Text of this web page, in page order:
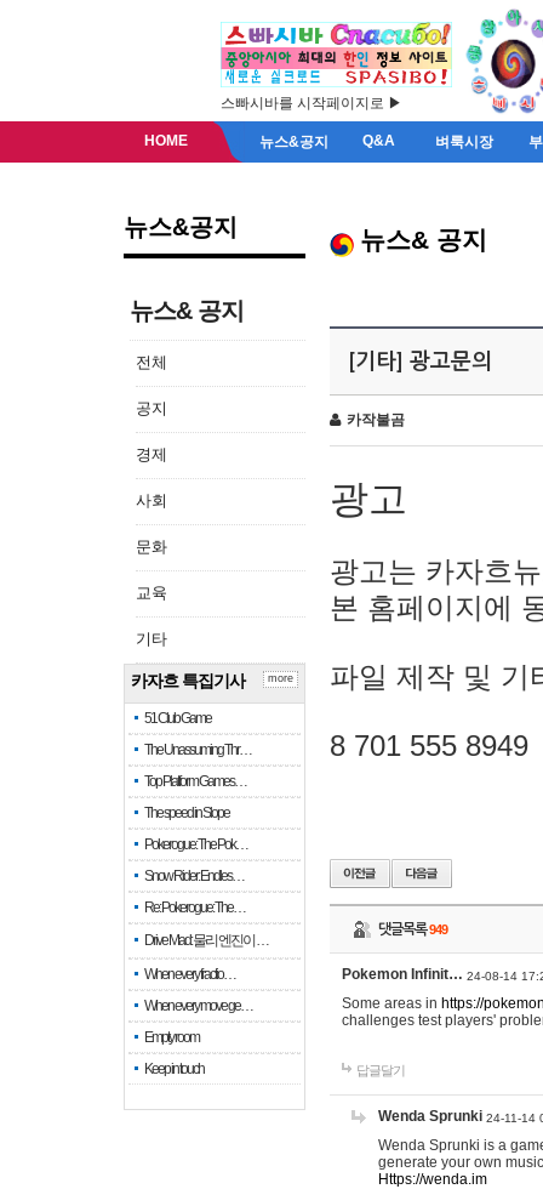
스빠시바를 시작페이지로 ▶
HOME 뉴스&공지 Q&A 벼룩시장
뉴스&공지
뉴스& 공지
전체
공지
경제
사회
문화
교육
기타
카자흐 특집기사
51 Club Game
The Unassuming Thr…
Top Platform Games…
The speed in Slope
Pokerogue: The Pok…
Snow Rider: Endles…
Re: Pokerogue: The…
Drive Mad: 물리 엔진이 …
When every fractio…
When every move ge…
Empty room
Keep in touch
more
뉴스& 공지
[기타] 광고문의
카작불곰
광고
광고는 카자흐
본 홈페이지에
파일 제작 및 기
8 701 555 8949
댓글목록949
Pokemon Infinit… 24-08-14
Some areas in https://
challenges test players'
답글달기
Wenda Sprunki 24-11-14
Wenda Sprunki is a
generate your own
Https://wenda.im